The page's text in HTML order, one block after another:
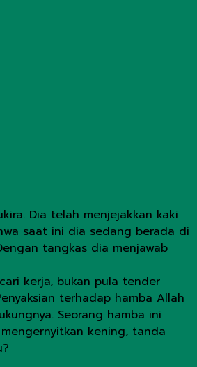
Dia telah menjejakkan kaki
saat ini dia sedang berada di
tangkas dia menjawab
kerja, bukan pula tender
terhadap hamba Allah
Seorang hamba ini
kening, tanda